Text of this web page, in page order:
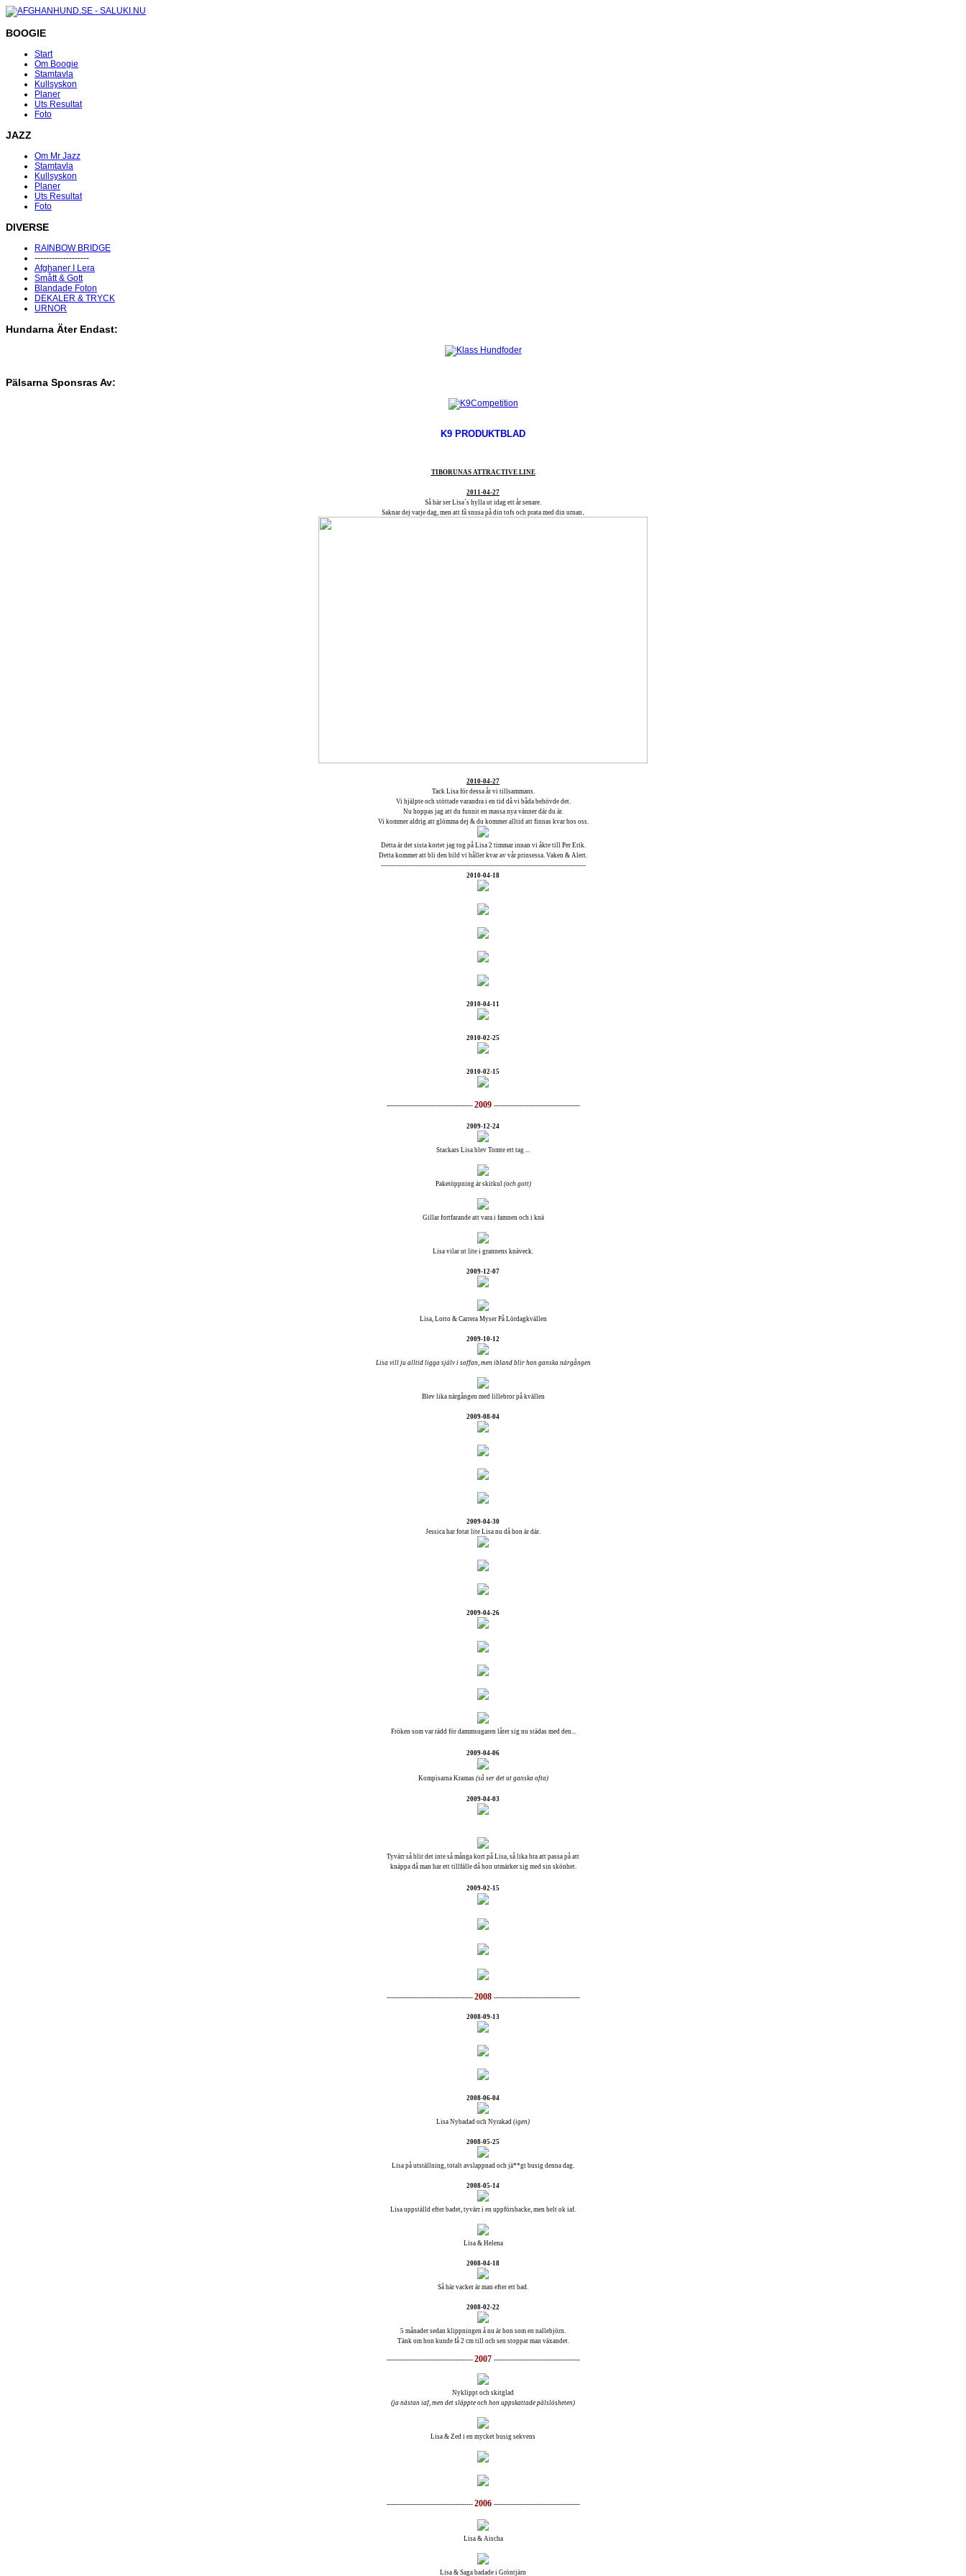
BOOGIE
Start
Om Boogie
Stamtavla
Kullsyskon
Planer
Uts Resultat
Foto
JAZZ
Om Mr Jazz
Stamtavla
Kullsyskon
Planer
Uts Resultat
Foto
DIVERSE
RAINBOW BRIDGE
-------------------
Afghaner I Lera
Smått & Gott
Blandade Foton
DEKALER & TRYCK
URNOR
Hundarna Äter Endast:
Pälsarna SponsrasAv:
K9 PRODUKTBLAD
TIBORUNAS ATTRACTIVE LINE
2011-04-27
Så här ser Lisa´s hylla ut idag ett år senare.
Saknar dej varje dag, men att få snusa på din tofs och prata med din urnan.
2010-04-27
Tack Lisa för dessa år vi tillsammans.
Vi hjälpte och stöttade varandra i en tid då vi båda behövde det.
Nu hoppas jag att du funnit en massa nya vänner där du är.
Vi kommer aldrig att glömma dej & du kommer alltid att finnas kvar hos oss.
Detta är det sista kortet jag tog på Lisa 2 timmar innan vi åkte till Per Erik.
Detta kommer att bli den bild vi håller kvar av vår prinsessa. Vaken & Alert.
-----------------------------------------------------------------------------------------------
2010-04-18
2010-04-11
2010-02-25
2010-02-15
---------------------------------------- 2009 ----------------------------------------
2009-12-24
Stackars Lisa blev Tomte ett tag ...
Paketöppning är skitkul(och gott)
Gillar fortfarande att vara i famnen och i knä
Lisa vilar ut lite i grannens knäveck.
2009-12-07
Lisa, Lotto & Carrera Myser På Lördagkvällen
2009-10-12
Lisa vill ju alltid ligga själv i soffan, men ibland blir hon ganska närgången
Blev lika närgången med lillebror på kvällen
2009-08-04
2009-04-30
Jessica har fotat lite Lisa nu då hon är där.
2009-04-26
Fröken som var rädd för dammsugaren låter sig nu städas med den...
2009-04-06
Kompisarna Kramas (så ser det ut ganska ofta)
2009-04-03
Tyvärr så blir det inte så många kort på Lisa, så lika bra att passa på att
knäppa då man har ett tillfälle då hon utmärker sig med sin skönhet.
2009-02-15
---------------------------------------- 2008 ----------------------------------------
2008-09-13
2008-06-04
Lisa Nybadad och Nyrakad (igen)
2008-05-25
Lisa på utställning, totalt avslappnad och jä**gt busig denna dag.
2008-05-14
Lisa uppställd efter badet, tyvärr i en uppförsbacke, men helt ok iaf.
Lisa & Helena
2008-04-18
Så här vacker är man efter ett bad.
2008-02-22
5 månader sedan klippningen å nu är hon som en nallebjörn.
Tänk om hon kunde få 2 cm till och sen stoppar man växandet.
---------------------------------------- 2007 ----------------------------------------
Nyklippt och skitglad
(ja nästan iaf, men det släppte och hon uppskattade pälslösheten)
Lisa & Zed i en mycket busig sekvens
---------------------------------------- 2006 ----------------------------------------
Lisa & Aischa
Lisa & Saga badade i Gröntjärn